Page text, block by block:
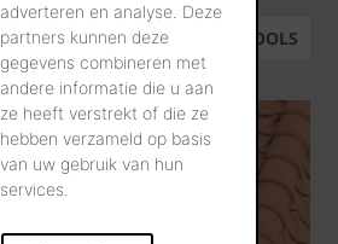
adverteren en analyse. Deze
partners kunnen deze
gegevens combineren met
andere informatie die u aan
ze heeft verstrekt of die ze
hebben verzameld op basis
van uw gebruik van hun
services.
ALLE TOOLS